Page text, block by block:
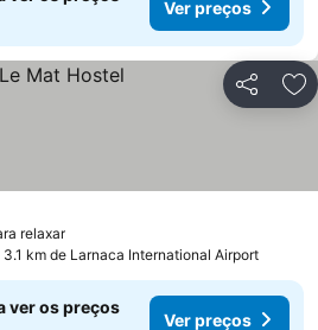
Ver preços
Partilhar
relaxarVer preços
3.1 km de Larnaca International Airport
ver os preços
Ver preços